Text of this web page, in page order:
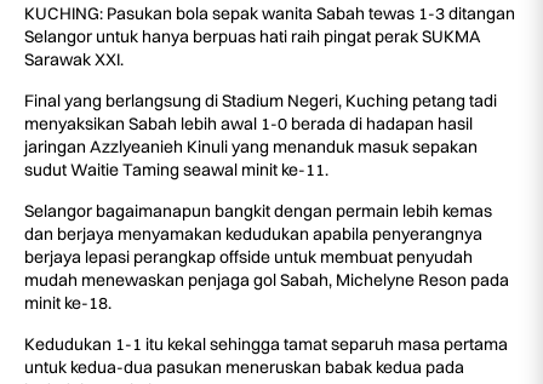
KUCHING: Pasukan bola sepak wanita Sabah tewas 1-3 ditangan
Selangor untuk hanya berpuas hati raih pingat perak SUKMA
Sarawak XXI.
Final yang berlangsung di Stadium Negeri, Kuching petang tadi
menyaksikan Sabah lebih awal 1-0 berada di hadapan hasil
jaringan Azzlyeanieh Kinuli yang menanduk masuk sepakan
sudut Waitie Taming seawal minit ke-11.
Selangor bagaimanapun bangkit dengan permain lebih kemas
dan berjaya menyamakan kedudukan apabila penyerangnya
berjaya lepasi perangkap offside untuk membuat penyudah
mudah menewaskan penjaga gol Sabah, Michelyne Reson pada
minit ke-18.
Kedudukan 1-1 itu kekal sehingga tamat separuh masa pertama
untuk kedua-dua pasukan meneruskan babak kedua pada